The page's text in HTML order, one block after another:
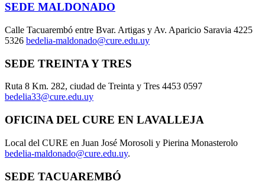
SEDE MALDONADO
Calle Tacuarembó entre Bvar. Artigas y Av. Aparicio Saravia 4225
5326 bedelia-maldonado@cure.edu.uy
SEDE TREINTA Y TRES
Ruta 8 Km. 282, ciudad de Treinta y Tres 4453 0597
bedelia33@cure.edu.uy
OFICINA DEL CURE EN LAVALLEJA
Local del CURE en Juan José Morosoli y Pierina Monasterolo
bedelia-maldonado@cure.edu.uy.
SEDE TACUAREMBÓ